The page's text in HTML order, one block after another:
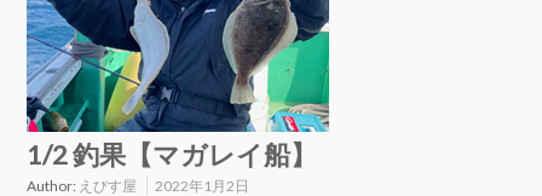
1/2 釣果【マガレイ船】
Author: えびす屋 2022年1月2日